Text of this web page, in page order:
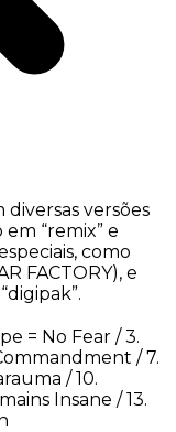
versões
“remix” e
como
FACTORY), e
= No Fear / 3.
/ 7.
/ 10.
Insane / 13.